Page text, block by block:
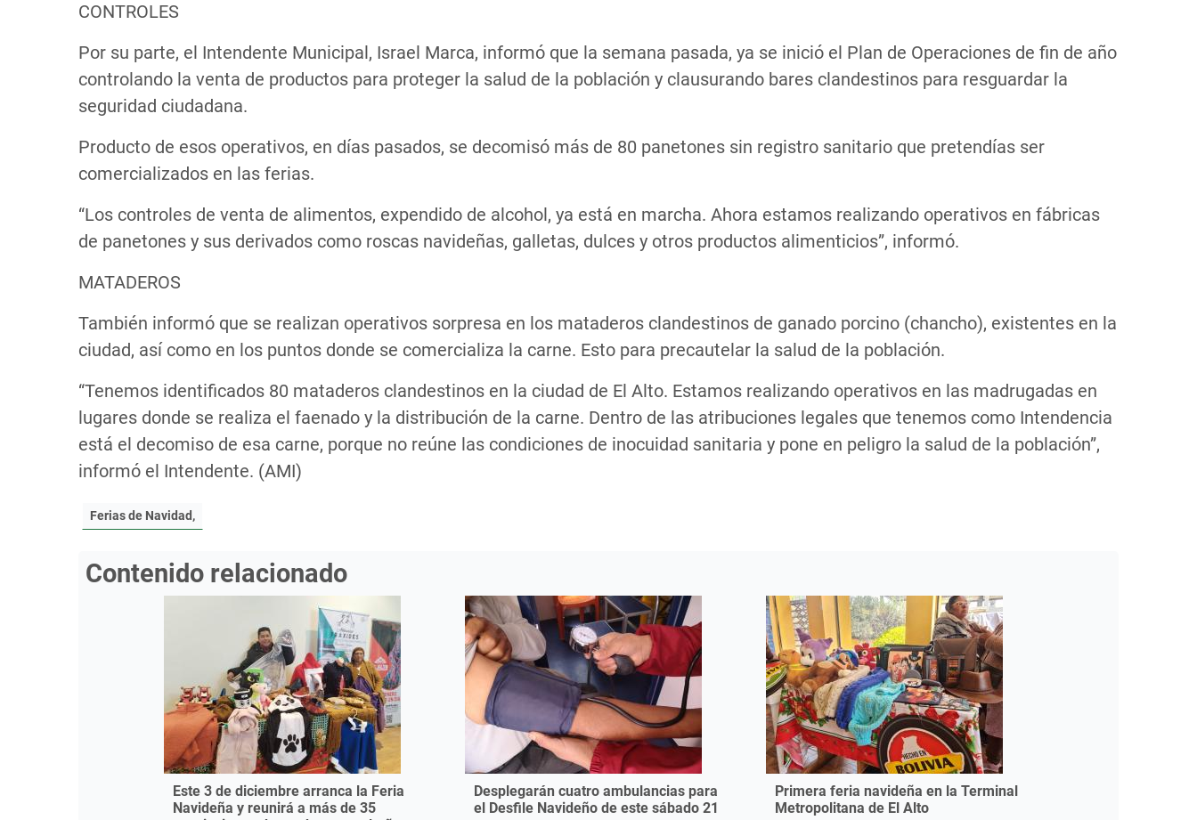
CONTROLES
Por su parte, el Intendente Municipal, Israel Marca, informó que la semana pasada, ya se inició el Plan de Operaciones de fin de año
controlando la venta de productos para proteger la salud de la población y clausurando bares clandestinos para resguardar la
seguridad ciudadana.
Producto de esos operativos, en días pasados, se decomisó más de 80 panetones sin registro sanitario que pretendías ser
comercializados en las ferias.
“Los controles de venta de alimentos, expendido de alcohol, ya está en marcha. Ahora estamos realizando operativos en fábricas
de panetones y sus derivados como roscas navideñas, galletas, dulces y otros productos alimenticios”, informó.
MATADEROS
También informó que se realizan operativos sorpresa en los mataderos clandestinos de ganado porcino (chancho), existentes en la
ciudad, así como en los puntos donde se comercializa la carne. Esto para precautelar la salud de la población.
“Tenemos identificados 80 mataderos clandestinos en la ciudad de El Alto. Estamos realizando operativos en las madrugadas en
lugares donde se realiza el faenado y la distribución de la carne. Dentro de las atribuciones legales que tenemos como Intendencia
está el decomiso de esa carne, porque no reúne las condiciones de inocuidad sanitaria y pone en peligro la salud de la población”,
informó el Intendente. (AMI)
Ferias de Navidad,
Contenido relacionado
Este 3 de diciembre arranca la Feria
Navideña y reunirá a más de 35
Desplegarán cuatro ambulancias para
el Desfile Navideño de este sábado 21
Primera feria navideña en la Terminal
Metropolitana de El Alto